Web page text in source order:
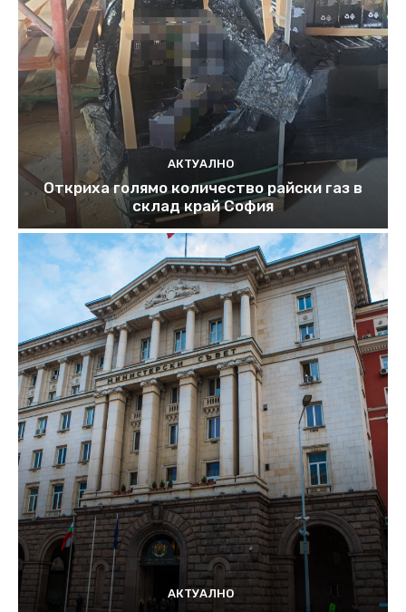
АКТУАЛНО
Откриха голямо количество райски газ в
склад край София
АКТУАЛНО